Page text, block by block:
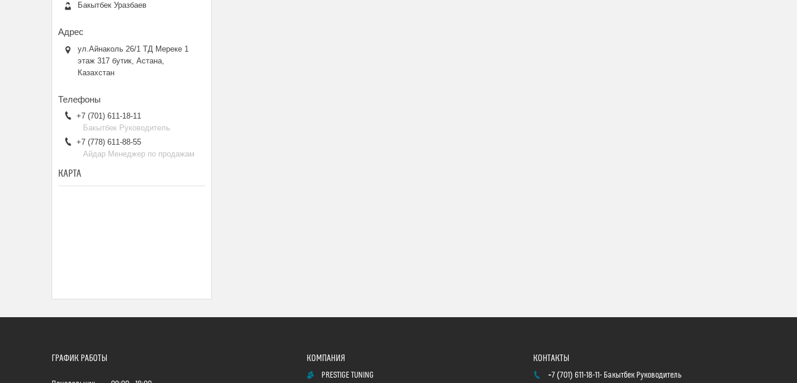
Бакытбек Уразбаев
ул.Айнаколь 26/1 ТД Мереке 1
этаж 317 бутик, Астана,
Казахстан
+7 (701) 611-18-11
Бакытбек Руководитель
+7 (778) 611-88-55
Айдар Менеджер по продажам
КАРТА
ГРАФИК РАБОТЫ
PRESTIGE TUNING +7 (701) 611-18-11 Бакытбек Руководитель